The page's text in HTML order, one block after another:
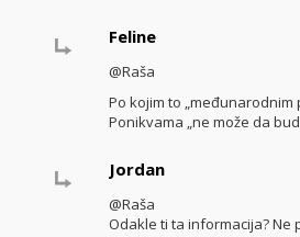
Feline
@Raša
Po kojim to „međunarodnim
Ponikvama „ne može da
Jordan
@Raša
Odakle ti ta informacija? Ne